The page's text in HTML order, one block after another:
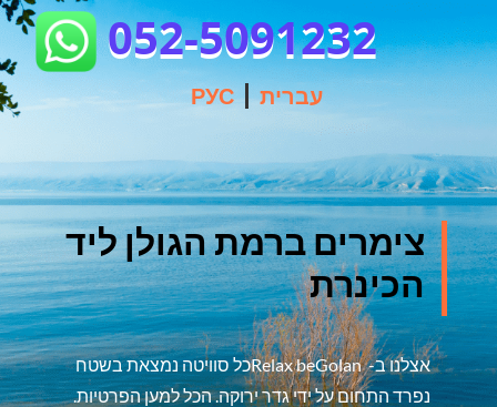
052-5091232
РУС עברית
צימרים ברמת הגולן ליד
הכינרת
אצלנו ב- Relax beGolanכל סוויטה נמצאת בשטח
נפרד התחום על ידי גדר ירוקה. הכל למען הפרטיות.